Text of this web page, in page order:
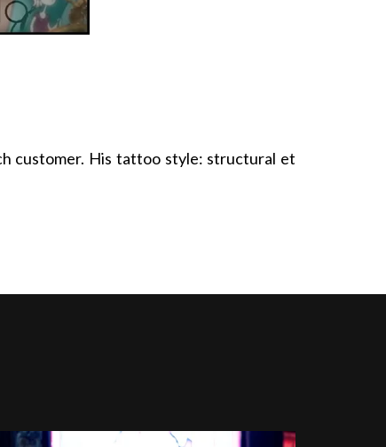
customer. His tattoo style: structural et